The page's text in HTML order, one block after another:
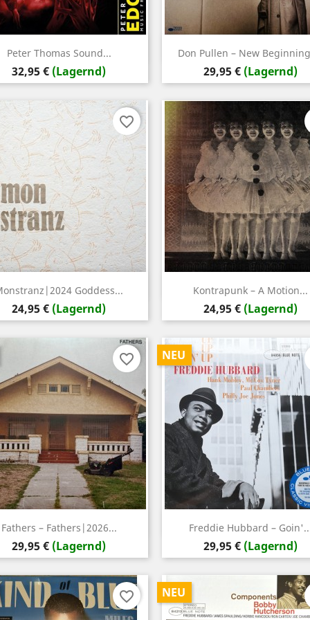
Peter Thomas Sound...
Preis
32,95 € (Lagernd)
Vorschau Don Pullen – New
Preis
29,95 € (Lagernd)
 Vorschau
Goddess...
Preis
24,95 € (Lagernd)
Vorschau
favorite_border
Kontrapunk – A Motion...
Preis
24,95 € (Lagernd)
Vorschau
Fathers – Fathers|2026...
Preis
29,95 € (Lagernd)
 Vorschau
favorite_border
Freddie Hubbard –
Preis
29,95 € (Lagernd)
NEU
Vorschau
favorite_border NEU